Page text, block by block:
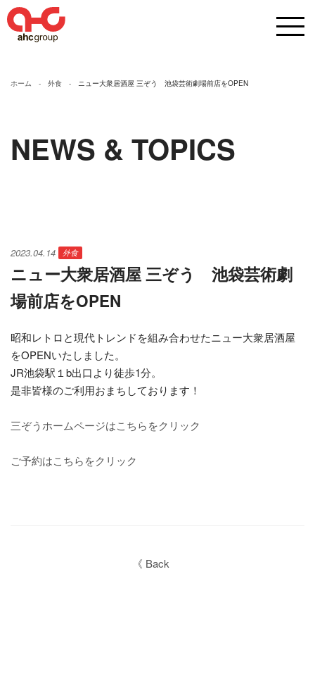
ホーム 外食 ニュー大衆居酒屋 三ぞう 池袋芸術劇場前店をOPEN
NEWS & TOPICS
2023.04.14 外食
ニュー大衆居酒屋 三ぞう 池袋芸術劇
場前店をOPEN
昭和レトロと現代トレンドを組み合わせたニュー大衆居酒屋
をOPENいたしました。
JR池袋駅１b出口より徒歩1分。
是非皆様のご利用おまちしております！
三ぞうホームページはこちらをクリック
ご予約はこちらをクリック
《 Back